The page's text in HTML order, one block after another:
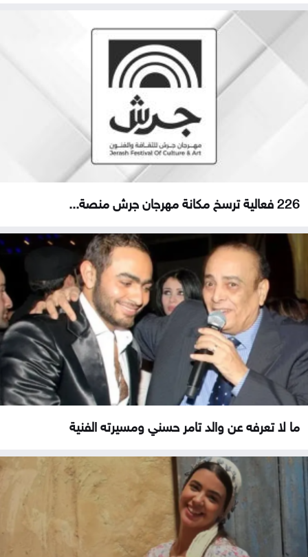
226 فعالية ترسخ مكانة مهرجان جرش منصة...
ما لا تعرفه عن والد تامر حسني ومسيرته الفنية